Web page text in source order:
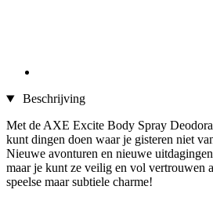
Beschrijving
Met de AXE Excite Body Spray
kunt dingen doen waar je gisteren niet
Nieuwe avonturen en nieuwe
maar je kunt ze veilig en vol vertrouwen
speelse maar subtiele charme!